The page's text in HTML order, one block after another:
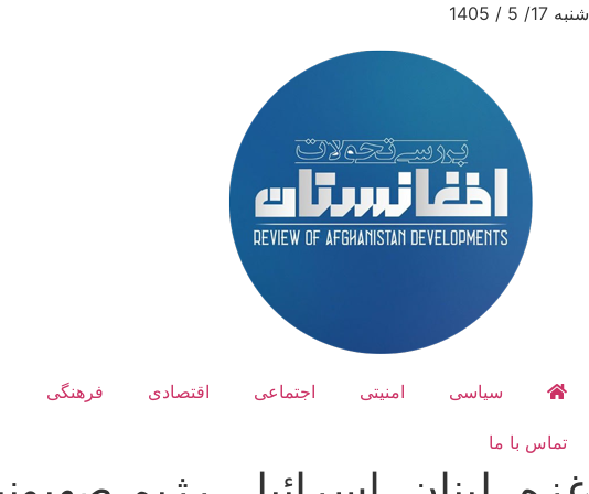
شنبه 17/ 5 / 1405
سیاسی امنیتی اجتماعی اقتصادی فرهنگی
تماس با ما